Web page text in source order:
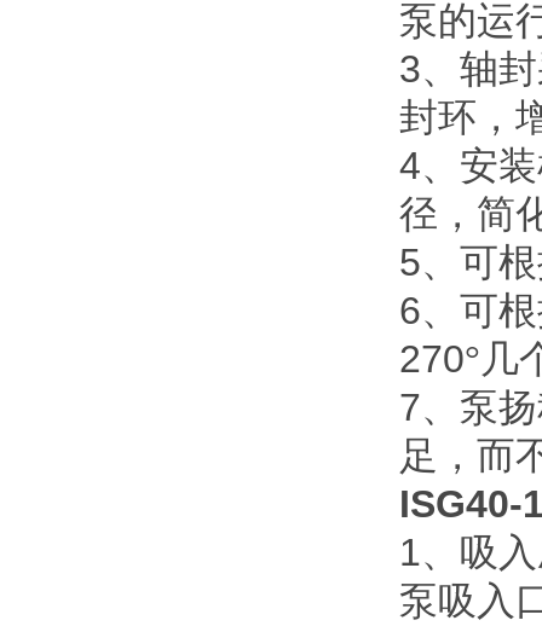
泵的运
3、轴
封环，
4、安
径，简
5、可
6、可
270°几
7、泵
足，而
ISG40-
1、吸
泵吸入